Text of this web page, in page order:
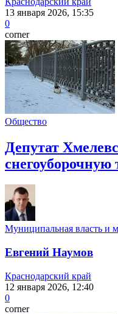
13 января 2026, 15:35
0
corner
Общество
Депутат
снегоуборочную
Муниципальная власть и
Евгений Наумов
Краснодарский край
12 января 2026, 12:40
0
corner